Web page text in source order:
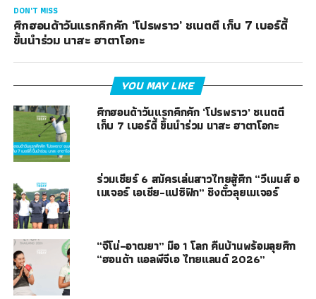
DON'T MISS
ศึกฮอนด้าวันแรกคึกคัก ‘โปรพราว’ ชเนตตี เก็บ 7 เบอร์ดี้
ขึ้นนำร่วม นาสะ ฮาตาโอกะ
YOU MAY LIKE
ศึกฮอนด้าวันแรกคึกคัก ‘โปรพราว’ ชเนตตี
เก็บ 7 เบอร์ดี้ ขึ้นนำร่วม นาสะ ฮาตาโอกะ
ร่วมเชียร์ 6 สมัครเล่นสาวไทยสู้ศึก “วีเมนส์ อ
เมเจอร์ เอเชีย-แปซิฟิก” ชิงตั๋วลุยเมเจอร์
“จีโน่–อาฒยา” มือ 1 โลก คืนบ้านพร้อมลุยศึก
“ฮอนด้า แอลพีจีเอ ไทยแลนด์ 2026”